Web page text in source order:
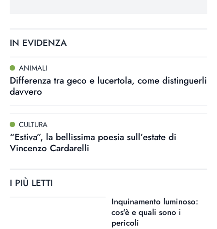
IN EVIDENZA
ANIMALI
Differenza tra geco e lucertola, come distinguerli
davvero
CULTURA
“Estiva”, la bellissima poesia sull’estate di
Vincenzo Cardarelli
I PIÙ LETTI
Inquinamento luminoso:
cos'è e quali sono i
pericoli